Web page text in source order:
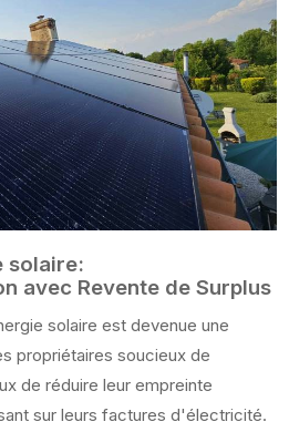
solaire:
avec Revente de Surplus
solaire est devenue une
propriétaires soucieux de
de réduire leur empreinte
sur leurs factures d'électricité.